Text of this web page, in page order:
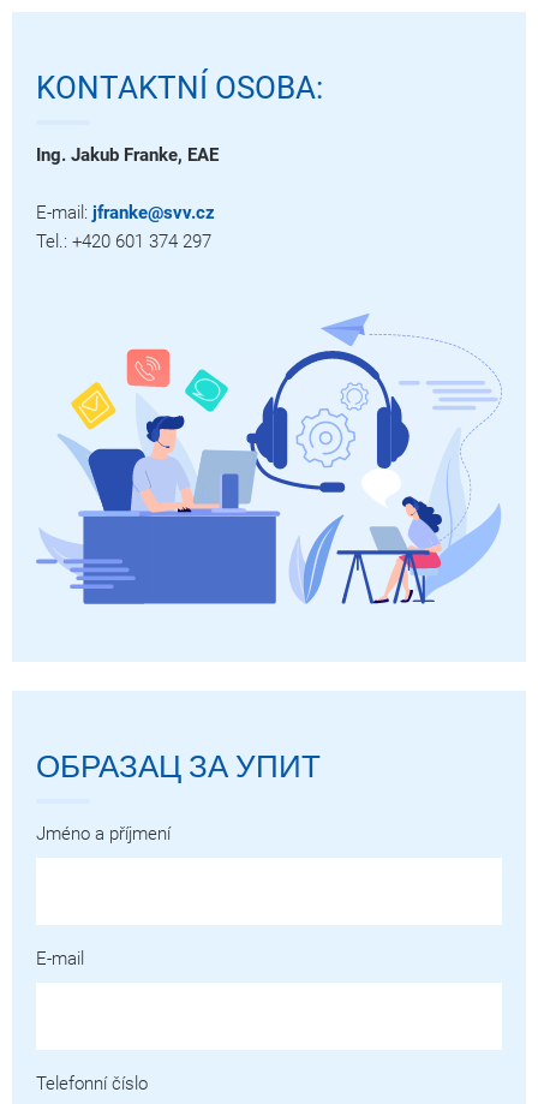
KONTAKTNÍ OSOBA:
Ing. Jakub Franke, EAE
E-mail: jfranke@svv.cz
Tel.: +420 601 374 297
ОБРАЗАЦ ЗА УПИТ
Jméno a příjmení
E-mail
Telefonní číslo